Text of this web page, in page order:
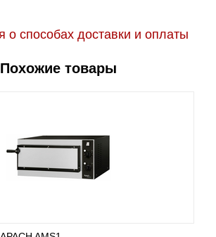
способах доставки и оплаты
Похожие товары